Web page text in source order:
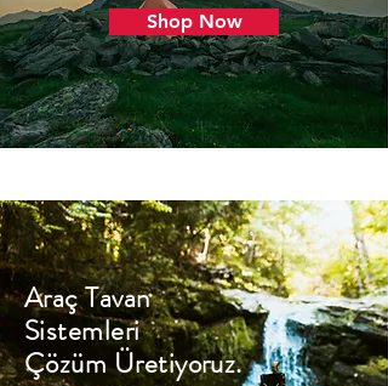
Shop Now
Araç Tavan
Sistemleri
Çözüm Üretiyoruz.